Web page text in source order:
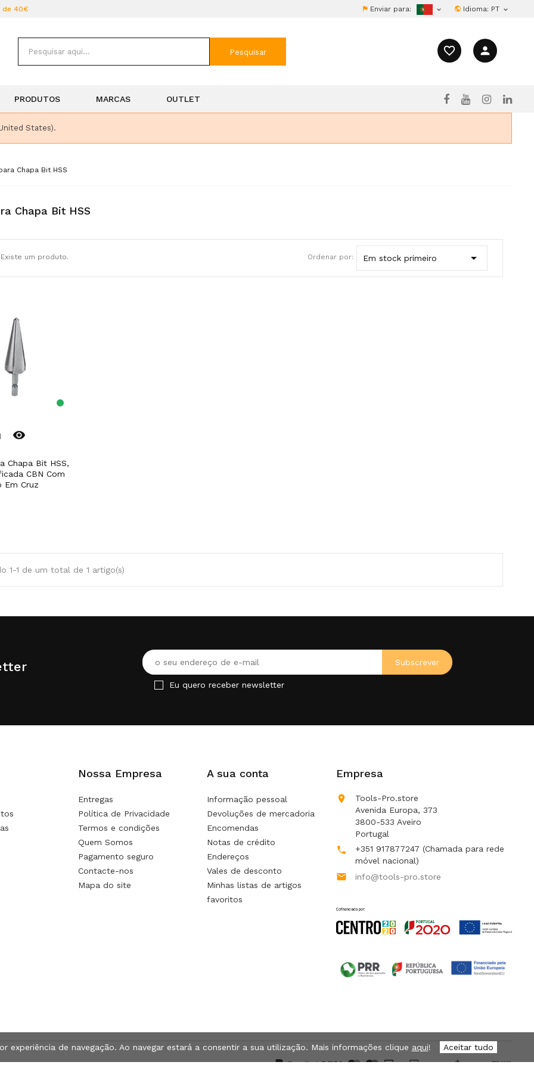
de 40€ Enviar para:  Idioma: PT 
favorite_border person
Pesquisar
PRODUTOS MARCAS OUTLET
States).
Chapa Bit HSS
Chapa Bit HSS
Existe um produto. Ordenar por: Em stock primeiro 
remove_red_eye
CBN Com
Em Cruz
1-1 de um total de 1 artigo(s)
Eu quero receber newsletter
Nossa Empresa
Entregas
Política de Privacidade
Termos e condições
Quem Somos
Pagamento seguro
Contacte-nos
Mapa do site
A sua conta
Informação pessoal
Devoluções de mercadoria
Encomendas
Notas de crédito
Endereços
Vales de desconto
Minhas listas de artigos
favoritos
Empresa

Tools-Pro.store
Avenida Europa, 373
3800-533 Aveiro
Portugal
 +351 917877247 (Chamada para rede
móvel nacional)
 info@tools-pro.store
experiência de navegação. Ao navegar estará a consentir a sua utilização. Mais informações clique aqui! Aceitar tudo